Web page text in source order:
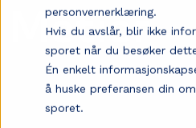
personvernerklæring.
Hvis du avslår, blir ikke
sporet når du besøker
Én enkelt
å huske preferansen din
sporet.